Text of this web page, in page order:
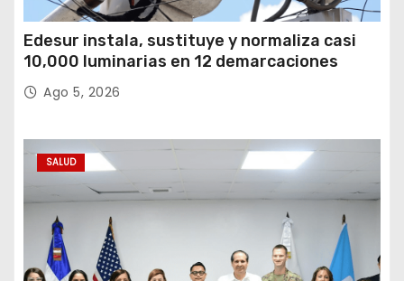
d
e
e
n
t
r
a
Edesur instala, sustituye y normaliza casi
10,000 luminarias en 12 demarcaciones
Ago 5, 2026
SALUD